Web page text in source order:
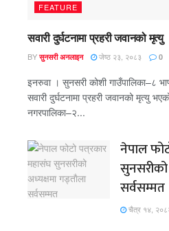
FEATURE
सवारी दुर्घटनामा प्रहरी जवानको मृत्यु
BY सुनसरी अनलाइन जेष्ठ २३, २०८३ 0
इनरुवा । सुनसरी कोशी गाउँपालिका–८
सवारी दुर्घटनामा प्रहरी जवानको मृत्यु
नगरपालिका–२...
नेपाल
सर्वसम्मत
चैत्र १४,